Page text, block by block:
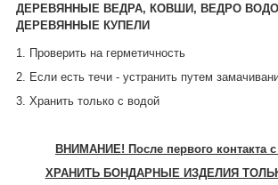
ДЕРЕВЯННЫЕ ВЕДРА, КОВШИ, ВЕДРО
ДЕРЕВЯННЫЕ КУПЕЛИ
1. Проверить на герметичность
2. Если есть течи - устранить путем
3. Хранить только с водой
ВНИМАНИЕ! После первого контакта
ХРАНИТЬ БОНДАРНЫЕ ИЗДЕЛИЯ